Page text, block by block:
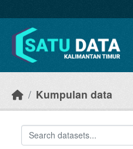
Kumpulan data